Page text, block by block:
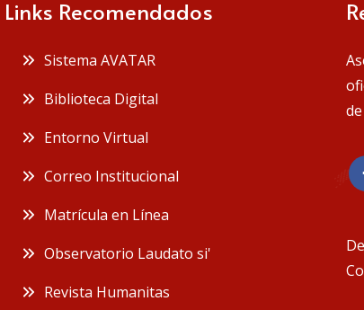
Links Recomendados
Sistema AVATAR
Biblioteca Digital
Entorno Virtual
Correo Institucional
Matrícula en Línea
Observatorio Laudato si'
Revista Humanitas